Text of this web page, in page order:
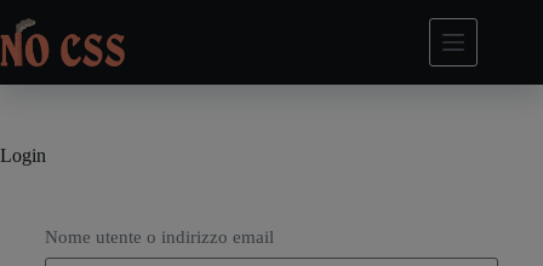
Login
Nome utente o indirizzo email